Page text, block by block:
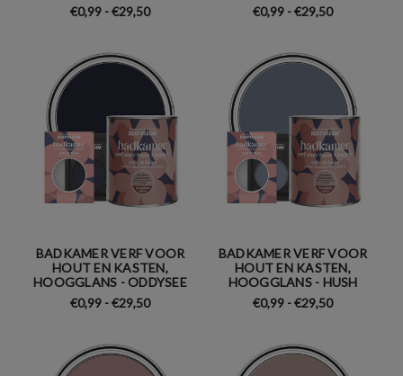
€0,99 - €29,50
€0,99 - €29,50
BADKAMER VERF VOOR
HOUT EN KASTEN,
HOOGGLANS - ODDYSEE
€0,99 - €29,50
BADKAMER VERF VOOR
HOUT EN KASTEN,
HOOGGLANS - HUSH
€0,99 - €29,50